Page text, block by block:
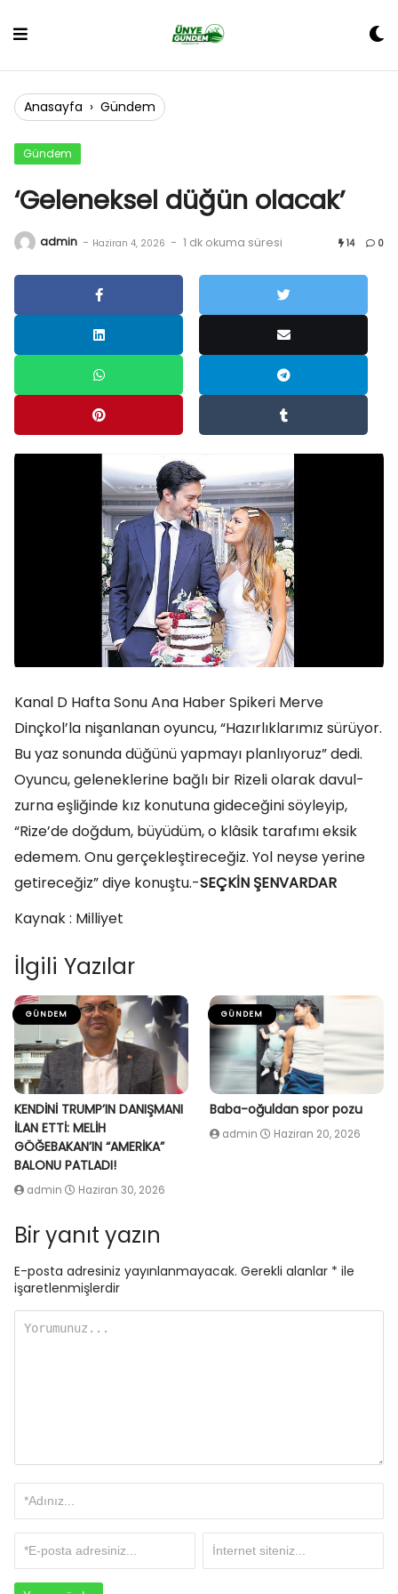
Anasayfa › Gündem
Gündem
‘Geleneksel düğün olacak’
admin - Haziran 4, 2026 - 1 dk okuma süresi 14 0
Kanal D Hafta Sonu Ana Haber Spikeri Merve
Dinçkol’la nişanlanan oyuncu, “Hazırlıklarımız sürüyor.
Bu yaz sonunda düğünü yapmayı planlıyoruz” dedi.
Oyuncu, geleneklerine bağlı bir Rizeli olarak davul-
zurna eşliğinde kız konutuna gideceğini söyleyip,
“Rize’de doğdum, büyüdüm, o klâsik tarafımı eksik
edemem. Onu gerçekleştireceğiz. Yol neyse yerine
getireceğiz” diye konuştu.-SEÇKİN ŞENVARDAR
Kaynak : Milliyet
İlgili Yazılar
GÜNDEM
KENDİNİ TRUMP’IN DANIŞMANI
İLAN ETTİ: MELİH
GÖĞEBAKAN’IN “AMERİKA”
BALONU PATLADI!
admin Haziran 30, 2026
GÜNDEM
Baba-oğuldan spor pozu
admin Haziran 20, 2026
Bir yanıt yazın
E-posta adresiniz yayınlanmayacak. Gerekli alanlar * ile
işaretlenmişlerdir